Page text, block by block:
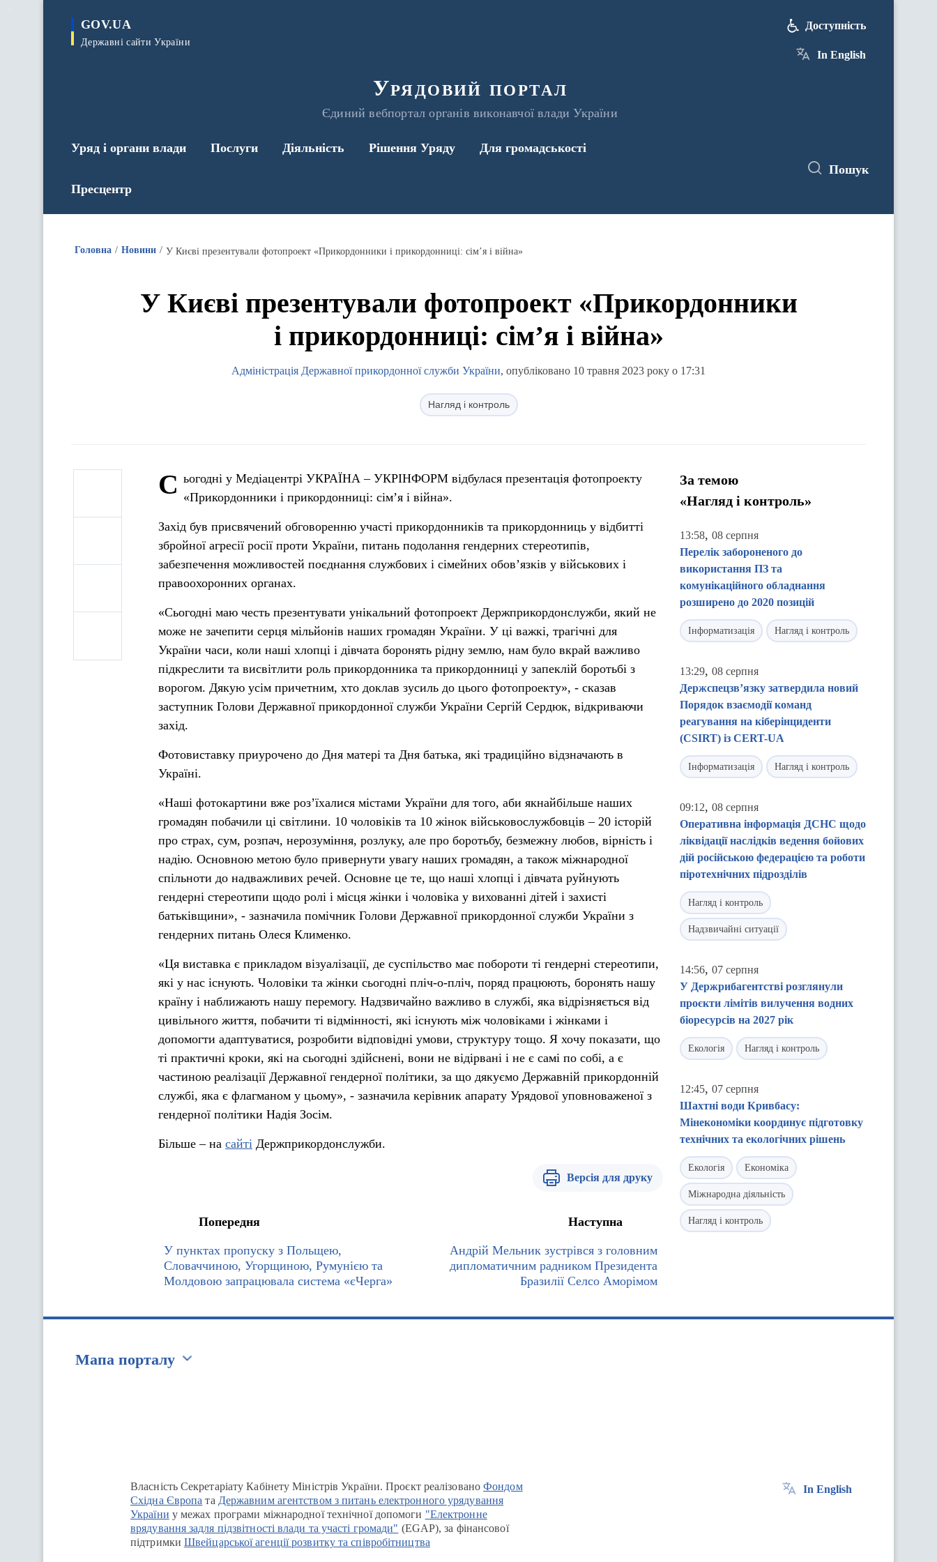
GOV.UA
Державні сайти України
Урядовий портал
Єдиний вебпортал органів виконавчої влади України
Доступність
In English
Уряд і органи влади Послуги Діяльність Рішення Уряду Для громадськості
Пресцентр
Пошук
Головна Новини У Києві презентували фотопроект «Прикордонники і прикордонниці: сім’я і війна»
У Києві презентували фотопроект «Прикордонники
і прикордонниці: сім’я і війна»
Адміністрація Державної прикордонної служби України, опубліковано 10 травня 2023 року о 17:31
Нагляд і контроль
С ьогодні у Медіацентрі УКРАЇНА – УКРІНФОРМ відбулася презентація фотопроекту
«Прикордонники і прикордонниці: сім’я і війна».
Захід був присвячений обговоренню участі прикордонників та прикордонниць у відбитті
збройної агресії росії проти України, питань подолання гендерних стереотипів,
забезпечення можливостей поєднання службових і сімейних обов’язків у військових і
правоохоронних органах.
«Сьогодні маю честь презентувати унікальний фотопроект Держприкордонслужби, який не
може не зачепити серця мільйонів наших громадян України. У ці важкі, трагічні для
України часи, коли наші хлопці і дівчата боронять рідну землю, нам було вкрай важливо
підкреслити та висвітлити роль прикордонника та прикордонниці у запеклій боротьбі з
ворогом. Дякую усім причетним, хто доклав зусиль до цього фотопроекту», - сказав
заступник Голови Державної прикордонної служби України Сергій Сердюк, відкриваючи
захід.
Фотовиставку приурочено до Дня матері та Дня батька, які традиційно відзначають в
Україні.
«Наші фотокартини вже роз’їхалися містами України для того, аби якнайбільше наших
громадян побачили ці світлини. 10 чоловіків та 10 жінок військовослужбовців – 20 історій
про страх, сум, розпач, нерозуміння, розлуку, але про боротьбу, безмежну любов, вірність і
надію. Основною метою було привернути увагу наших громадян, а також міжнародної
спільноти до надважливих речей. Основне це те, що наші хлопці і дівчата руйнують
гендерні стереотипи щодо ролі і місця жінки і чоловіка у вихованні дітей і захисті
батьківщини», - зазначила помічник Голови Державної прикордонної служби України з
гендерних питань Олеся Клименко.
«Ця виставка є прикладом візуалізації, де суспільство має побороти ті гендерні стереотипи,
які у нас існують. Чоловіки та жінки сьогодні пліч-о-пліч, поряд працюють, боронять нашу
країну і наближають нашу перемогу. Надзвичайно важливо в службі, яка відрізняється від
цивільного життя, побачити ті відмінності, які існують між чоловіками і жінками і
допомогти адаптуватися, розробити відповідні умови, структуру тощо. Я хочу показати, що
ті практичні кроки, які на сьогодні здійснені, вони не відірвані і не є самі по собі, а є
частиною реалізації Державної гендерної політики, за що дякуємо Державній прикордонній
службі, яка є флагманом у цьому», - зазначила керівник апарату Урядової уповноваженої з
гендерної політики Надія Зосім.
Більше – на сайті Держприкордонслужби.
Версія для друку
Попередня
У пунктах пропуску з Польщею,
Словаччиною, Угорщиною, Румунією та
Молдовою запрацювала система «єЧерга»
Наступна
Андрій Мельник зустрівся з головним
дипломатичним радником Президента
Бразилії Селсо Аморімом
За темою
«Нагляд і контроль»
13:58, 08 серпня
Перелік забороненого до
використання ПЗ та
комунікаційного обладнання
розширено до 2020 позицій
Інформатизація Нагляд і контроль
13:29, 08 серпня
Держспецзв’язку затвердила новий
Порядок взаємодії команд
реагування на кіберінциденти
(CSIRT) із CERT-UA
Інформатизація Нагляд і контроль
09:12, 08 серпня
Оперативна інформація ДСНС щодо
ліквідації наслідків ведення бойових
дій російською федерацією та роботи
піротехнічних підрозділів
Нагляд і контроль
Надзвичайні ситуації
14:56, 07 серпня
У Держрибагентстві розглянули
проєкти лімітів вилучення водних
біоресурсів на 2027 рік
Екологія Нагляд і контроль
12:45, 07 серпня
Шахтні води Кривбасу:
Мінекономіки координує підготовку
технічних та екологічних рішень
Екологія Економіка
Міжнародна діяльність
Нагляд і контроль
Мапа порталу
Власність Секретаріату Кабінету Міністрів України. Проєкт реалізованоФондом
Східна Європа та Державним агентством з питань електронного урядування
України у межах програми міжнародної технічної допомоги "Електронне
врядування задля підзвітності влади та участі громади" (EGAP), за фінансової
підтримки Швейцарської агенції розвитку та співробітництва
In English